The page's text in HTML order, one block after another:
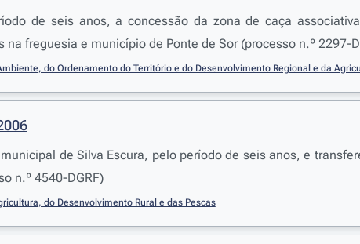
de seis anos, a concessão da zona de caça
na freguesia e município de Ponte de Sor (processo n.º 2297-
do Ordenamento do Território e do Desenvolvimento Regional e da
de Silva Escura, pelo período de seis anos, e
n.º 4540-DGRF)
do Desenvolvimento Rural e das Pescas